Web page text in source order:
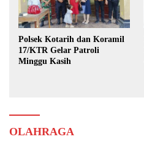
Polsek Kotarih dan Koramil
17/KTR Gelar Patroli
Minggu Kasih
OLAHRAGA